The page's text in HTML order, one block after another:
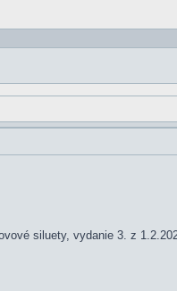
siluety, vydanie 3. z